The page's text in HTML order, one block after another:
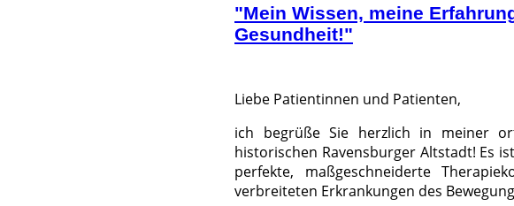
"Mein Wissen, meine
Gesundheit!"
Liebe Patientinnen und Patienten,
ich begrüße Sie herzlich in meiner
historischen Ravensburger Altstadt! Es
perfekte, maßgeschneiderte
verbreiteten Erkrankungen des